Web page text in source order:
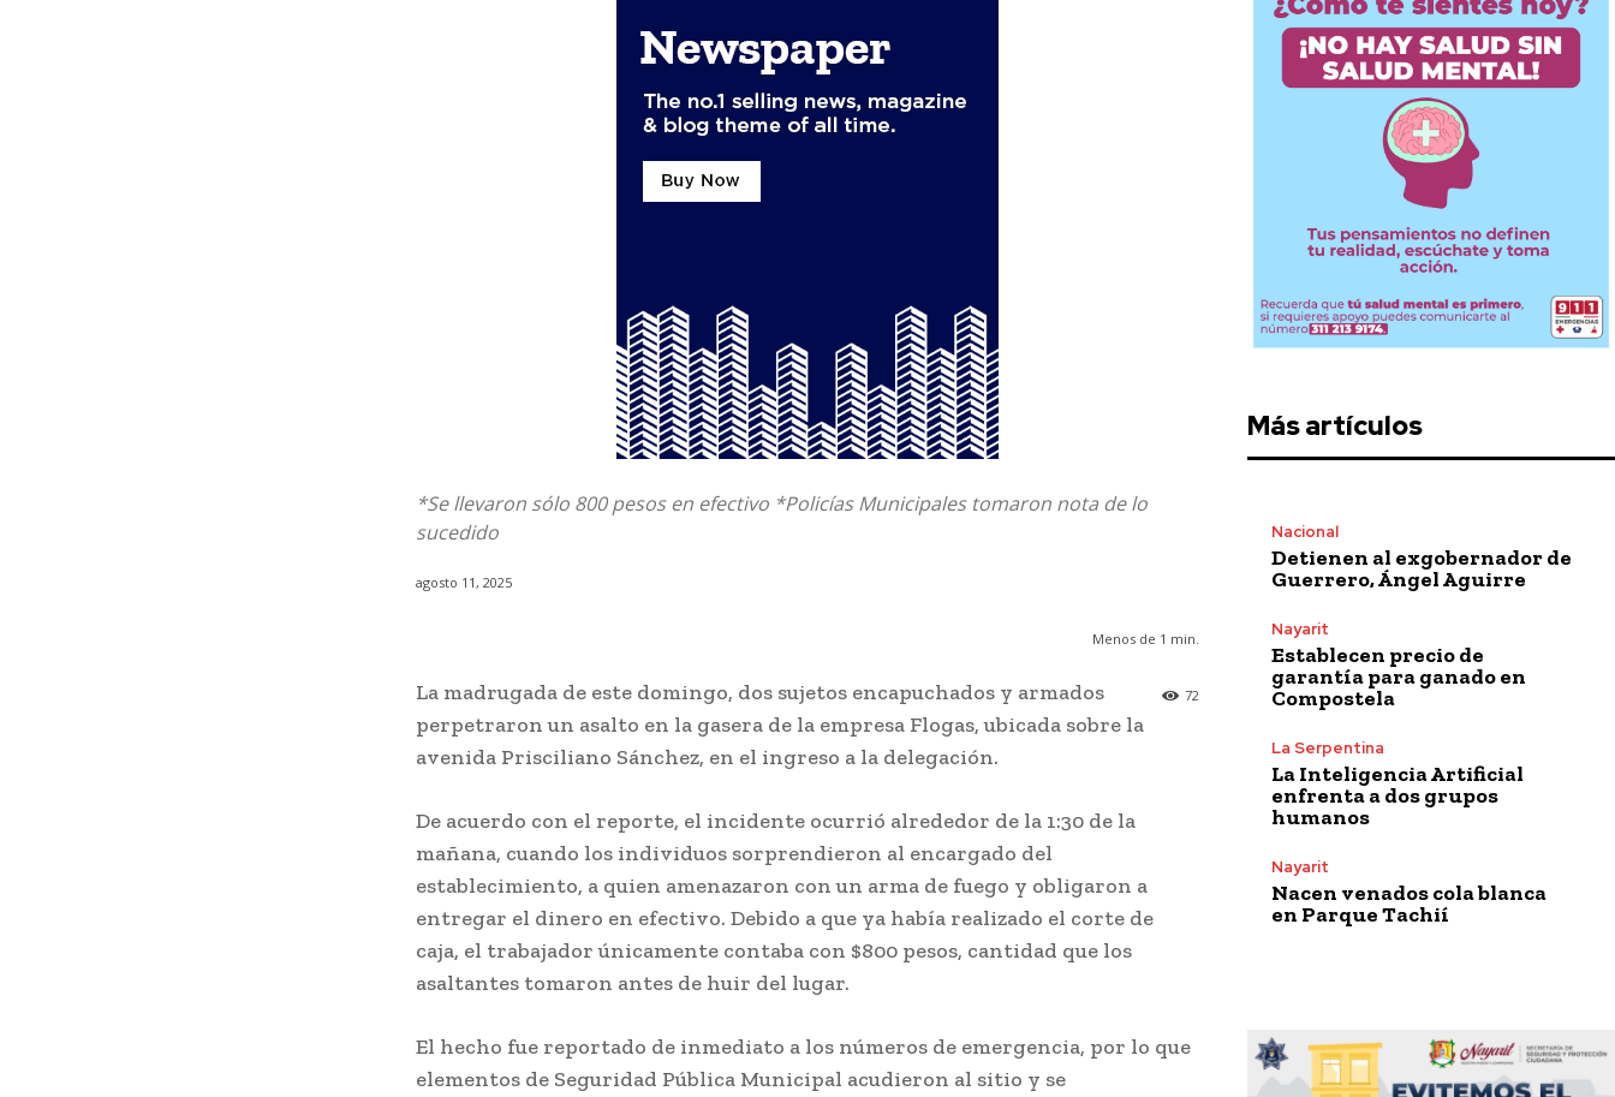
*Se llevaron sólo 800 pesos en efectivo *Policías Municipales tomaron nota de lo
sucedido
agosto 11, 2025
Menos de 1 min.
72
La madrugada de este domingo, dos sujetos encapuchados y armados
perpetraron un asalto en la gasera de la empresa Flogas, ubicada sobre la
avenida Prisciliano Sánchez, en el ingreso a la delegación.
De acuerdo con el reporte, el incidente ocurrió alrededor de la 1:30 de la
mañana, cuando los individuos sorprendieron al encargado del
establecimiento, a quien amenazaron con un arma de fuego y obligaron a
entregar el dinero en efectivo. Debido a que ya había realizado el corte de
caja, el trabajador únicamente contaba con $800 pesos, cantidad que los
asaltantes tomaron antes de huir del lugar.
El hecho fue reportado de inmediato a los números de emergencia, por lo que
elementos de Seguridad Pública Municipal acudieron al sitio y se
Más artículos
Nacional
Detienen al exgobernador de
Guerrero, Ángel Aguirre
Nayarit
Establecen precio de
garantía para ganado en
Compostela
La Serpentina
La Inteligencia Artificial
enfrenta a dos grupos
humanos
Nayarit
Nacen venados cola blanca
en Parque Tachií